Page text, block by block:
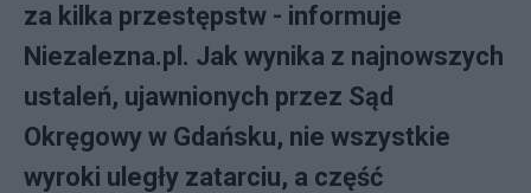
za kilka przestępstw - informuje
Niezalezna.pl. Jak wynika z najnowszych
ustaleń, ujawnionych przez Sąd
Okręgowy w Gdańsku, nie wszystkie
wyroki uległy zatarciu, a część